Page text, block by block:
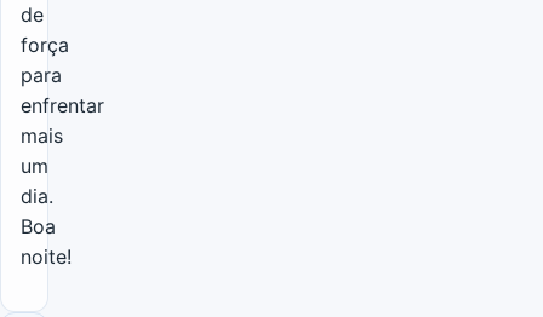
de
força
para
enfrentar
mais
um
dia.
Boa
noite!